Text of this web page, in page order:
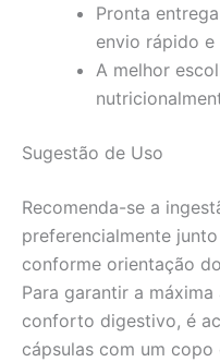
Pronta
envio rápido e
A melhor
Sugestão de Uso
Recomenda-se a
preferencialmente
conforme orientação
Para garantir a
conforto digestivo, é
cápsulas com um copo